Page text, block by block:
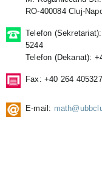
RO-400084 Cluj-
Telefon
5244
Telefon (Dekanat):
Fax: +40 264 405327
E-mail: